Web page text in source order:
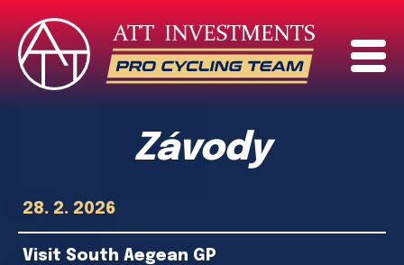
Závody
28. 2. 2026
Visit South Aegean GP